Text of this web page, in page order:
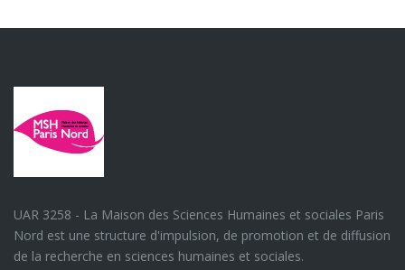
UAR 3258 - La Maison des Sciences Humaines et sociales Paris
Nord est une structure d'impulsion, de promotion et de diffusion
de la recherche en sciences humaines et sociales.